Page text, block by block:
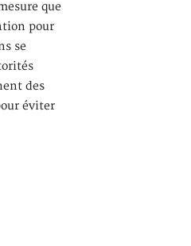
que
pour
se
des
éviter